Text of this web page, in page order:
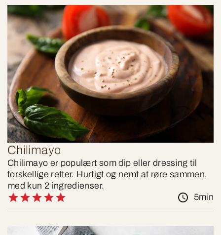
Chilimayo
Chilimayo er populært som dip eller dressing til
forskellige retter. Hurtigt og nemt at røre sammen,
med kun 2 ingredienser.
5min